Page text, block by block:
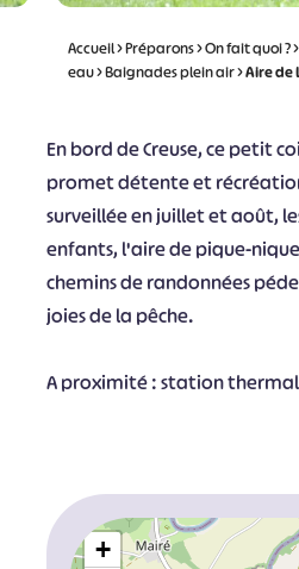
Accueil>Préparons>On fait quoi ?>
eau>Baignades plein air>Aire de
En bord de Creuse, ce petit
promet détente et
surveillée en juillet et août,
enfants, l'aire de pique-
chemins de randonnées
joies de la pêche.
A proximité : station
+